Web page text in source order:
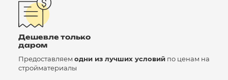
Дешевле только
даром
Предоставляем одни из лучших условий по ценам на
стройматериалы